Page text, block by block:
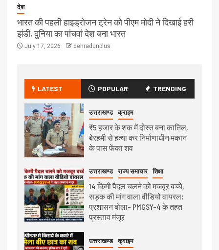
देश
भारत की पहली हाइड्रोजन ट्रेन को पीएम मोदी ने दिखाई हरी
झंडी, दुनिया का पांचवां देश बना भारत
July 17, 2026 dehradunplus
LATEST POPULAR TRENDING
उत्तराखण्ड क्राइम
₹5 हजार के शक में दोस्त बना कातिल,
बेरहमी से हत्या कर निर्माणाधीन मकान
के पास फेंका शव
उत्तराखण्ड राज्य समाचार शिक्षा
14 किमी पैदल चलने को मजबूर बच्चे,
सड़क की मांग वाला वीडियो वायरल;
प्रशासन बोला- PMGSY-4 के तहत
प्रस्ताव मंजूर
उत्तराखण्ड क्राइम